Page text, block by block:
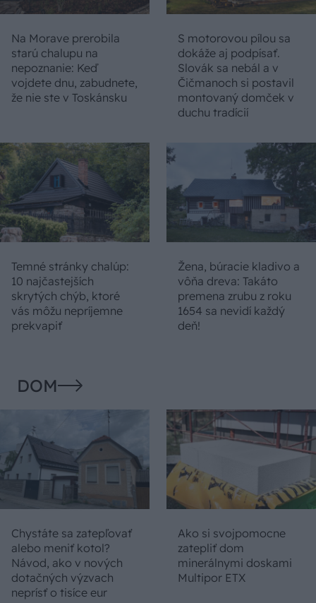
Na Morave prerobila
starú chalupu na
nepoznanie: Keď
vojdete dnu, zabudnete,
že nie ste v Toskánsku
S motorovou pílou sa
dokáže aj podpísať.
Slovák sa nebál a v
Čičmanoch si postavil
montovaný domček v
duchu tradícií
Temné stránky chalúp:
10 najčastejších
skrytých chýb, ktoré
vás môžu nepríjemne
prekvapiť
Žena, búracie kladivo a
vôňa dreva: Takáto
premena zrubu z roku
1654 sa nevidí každý
deň!
DOM
Chystáte sa zatepľovať
alebo meniť kotol?
Návod, ako v nových
dotačných výzvach
neprísť o tisíce eur
Ako si svojpomocne
zatepliť dom
minerálnymi doskami
Multipor ETX